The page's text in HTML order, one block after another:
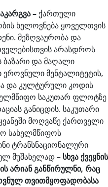
– ქართული
ხელოვნება ყოველთვის
მეზღვაურობა და
არასდროს
და მაღალი
ეროვნული მენტალიტეტის,
და კულტურული კოდის
საკუთარ ფლოტზე
განიცდის. საკუთარი
მოღვაწე ქართველი
სახელმწიფოს
ტრანსნაციონალური
მუშახელად – სხვა ქვეყნის
არიან განწირულნი, რაც
თვითმყოფადობასა